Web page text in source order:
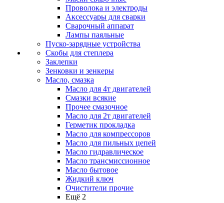
Проволока и электроды
Аксессуары для сварки
Сварочный аппарат
Лампы паяльные
Пуско-зарядные устройства
Скобы для степлера
Заклепки
Зенковки и зенкеры
Масло, смазка
Масло для 4т двигателей
Смазки всякие
Прочее смазочное
Масло для 2т двигателей
Герметик прокладка
Масло для компрессоров
Масло для пильных цепей
Масло гидравлическое
Масло трансмиссионное
Масло бытовое
Жидкий ключ
Очистители прочие
Ещё 2